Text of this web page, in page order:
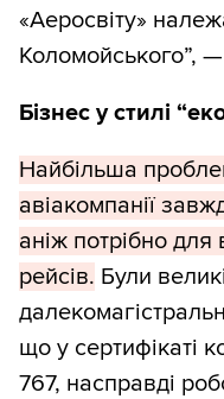
«Аеросвіту»
Коломойського”,
Бізнес у стилі
Найбільша
авіакомпанії
аніж потрібно
рейсів. Були
що у сертифікаті
767, насправді